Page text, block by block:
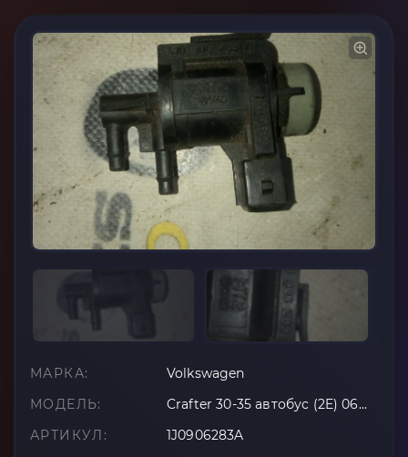
МАРКА:
Volkswagen
МОДЕЛЬ:
Crafter 30-35 автобус (2E) 06...
АРТИКУЛ:
1J0906283A